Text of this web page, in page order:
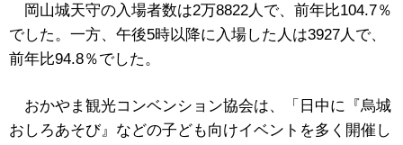
岡山城天守の入場者数は2万8822人で、前年比104.7％
でした。一方、午後5時以降に入場した人は3927人で、
前年比94.8％でした。
おかやま観光コンベンション協会は、「日中に『烏城
おしろあそび』などの子ども向けイベントを多く開催し